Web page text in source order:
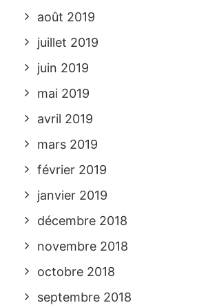
août 2019
juillet 2019
juin 2019
mai 2019
avril 2019
mars 2019
février 2019
janvier 2019
décembre 2018
novembre 2018
octobre 2018
septembre 2018